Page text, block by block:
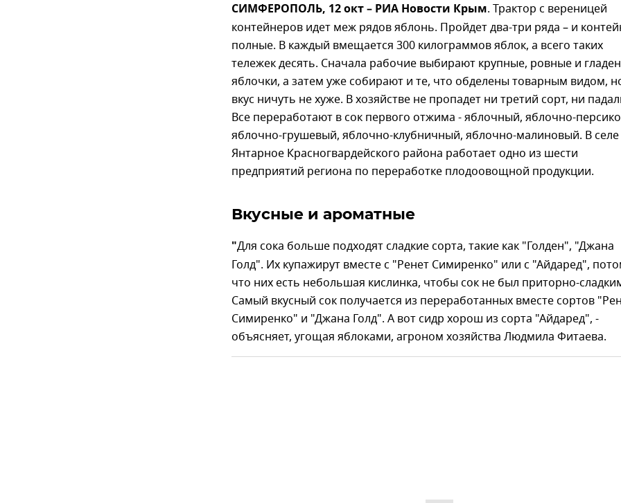
СИМФЕРОПОЛЬ, 12 окт – РИА Новости Крым. Трактор с вереницей
контейнеров идет меж рядов яблонь. Пройдет два-три ряда – и
полные. В каждый вмещается 300 килограммов яблок, а всего таких
тележек десять. Сначала рабочие выбирают крупные, ровные и
яблочки, а затем уже собирают и те, что обделены товарным видом,
вкус ничуть не хуже. В хозяйстве не пропадет ни третий сорт, ни
Все переработают в сок первого отжима - яблочный, яблочно-
яблочно-грушевый, яблочно-клубничный, яблочно-малиновый. В селе
Янтарное Красногвардейского района работает одно из шести
предприятий региона по переработке плодоовощной продукции.
Вкусные и ароматные
"Для сока больше подходят сладкие сорта, такие как "Голден", "Джана
Голд". Их купажирут вместе с "Ренет Симиренко" или с "Айдаред",
что них есть небольшая кислинка, чтобы сок не был приторно-
Самый вкусный сок получается из переработанных вместе сортов
Симиренко" и "Джана Голд". А вот сидр хорош из сорта "Айдаред", -
объясняет, угощая яблоками, агроном хозяйства Людмила Фитаева.